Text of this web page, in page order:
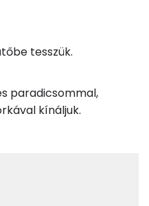
8.3 g
zsírsav
tesszük.
paradicsommal,
kínáljuk.